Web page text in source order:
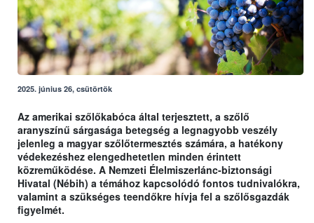
2025. június 26, csütörtök
Az amerikai szőlőkabóca által terjesztett, a szőlő
aranyszínű sárgasága betegség a legnagyobb veszély
jelenleg a magyar szőlőtermesztés számára, a hatékony
védekezéshez elengedhetetlen minden érintett
közreműködése. A Nemzeti Élelmiszerlánc-biztonsági
Hivatal (Nébih) a témához kapcsolódó fontos tudnivalókra,
valamint a szükséges teendőkre hívja fel a szőlősgazdák
figyelmét.